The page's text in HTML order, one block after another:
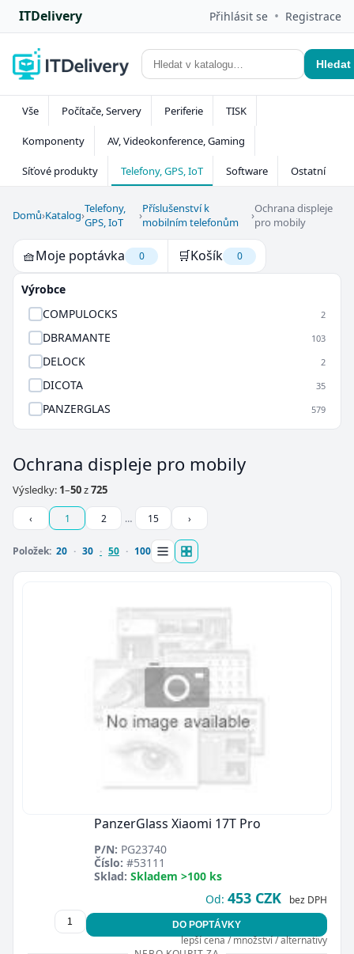
ITDelivery Přihlásit se • Registrace
Hledat
Vše Počítače, Servery Periferie TISK
Komponenty AV, Videokonference, Gaming
Síťové produkty Telefony, GPS, IoT Software Ostatní
Domů›Katalog›Telefony,
GPS, IoT
›Příslušenství k
mobilním telefonům
›Ochrana displeje
pro mobily
🧺Moje poptávka 0 🛒Košík 0
Výrobce
COMPULOCKS
2
DBRAMANTE 103
DELOCK 2
DICOTA 35
PANZERGLAS 579
Ochrana displeje pro mobily
Výsledky: 1–50z725
‹ 1 2 … 15 ›
Položek: 20 30 50 100
PanzerGlass Xiaomi 17T Pro
P/N: PG23740
Číslo: #53111
Sklad: Skladem >100 ks
Od: 453 CZK bez DPH
DO POPTÁVKY
lepší cena / množství / alternativy